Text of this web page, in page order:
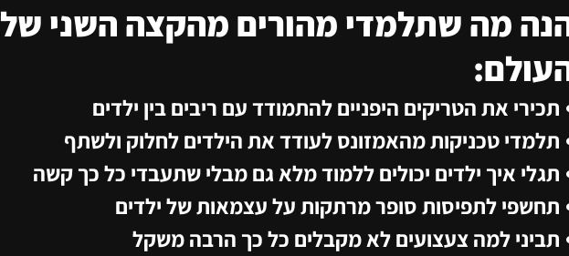
מה שתלמדי מהורים מהקצה השני של
תכירי את הטריקים היפניים להתמודד עם ריבים בין ילדים
תלמדי טכניקות מהאמזונס לעודד את הילדים לחלוק ולשתף
תגלי איך ילדים יכולים ללמוד מלא גם מבלי שתעבדי כל כך קשה
תחשפי לתפיסות סופר מרתקות על עצמאות של ילדים
תביני למה צעצועים לא מקבלים כל כך הרבה משקל